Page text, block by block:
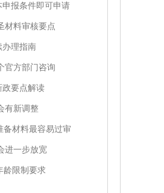
报条件即可申请
材料审核要点
办理指南
官方部门咨询
要点解读
有新调整
备材料最容易过审
进一步放宽
龄限制要求